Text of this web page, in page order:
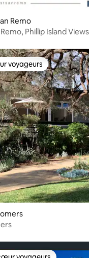
Remo
Phillip Island Views
voyageurs
voyageurs